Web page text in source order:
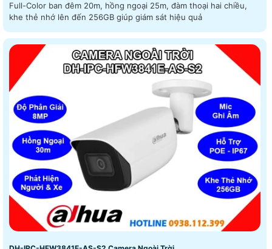
Full-Color ban đêm 20m, hồng ngoại 25m, đàm thoại hai chiều,
khe thẻ nhớ lên đến 256GB giúp giám sát hiệu quả